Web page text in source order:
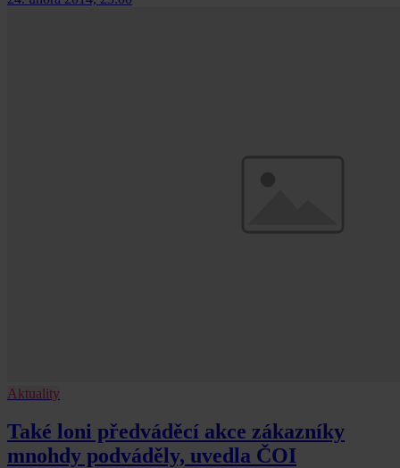
Aktuality
Také loni předváděcí akce zákazníky
mnohdy podváděly, uvedla ČOI